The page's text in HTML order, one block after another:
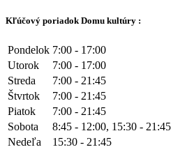
Kľúčový poriadok Domu kultúry :
Pondelok 7:00 - 17:00
Utorok
7:00 - 17:00
Streda
7:00 - 21:45
Štvrtok
7:00 - 21:45
Piatok
7:00 - 21:45
Sobota
8:45 - 12:00, 15:30 - 21:45
Nedeľa
15:30 - 21:45